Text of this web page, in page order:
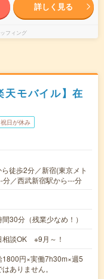
詳しく見る
フィング
天モバイル】在
祝日が休み
徒歩2分／新宿(東京メト
分／西武新宿駅から---分
30分（残業少なめ！）
談OK ※9月～！
円×実働7h30m×週5
ありません。